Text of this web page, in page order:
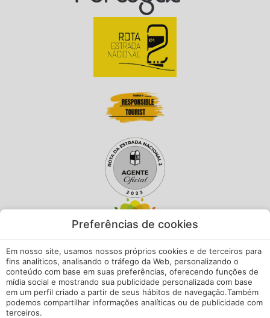
Preferências de cookies
Em nosso site, usamos nossos próprios cookies e de terceiros para
fins analíticos, analisando o tráfego da Web, personalizando o
conteúdo com base em suas preferências, oferecendo funções de
mídia social e mostrando sua publicidade personalizada com base
em um perfil criado a partir de seus hábitos de navegação.Também
podemos compartilhar informações analíticas ou de publicidade com
terceiros.